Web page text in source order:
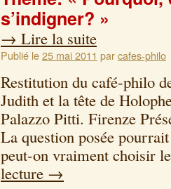
s’indigner? »
→ Lire la suite
Publié le25 mai 2011 parcafes-philo
Restitution du café-philo
Judith et la tête de
Palazzo Pitti. Firenze
La question posée
peut-on vraiment choisir
lecture →